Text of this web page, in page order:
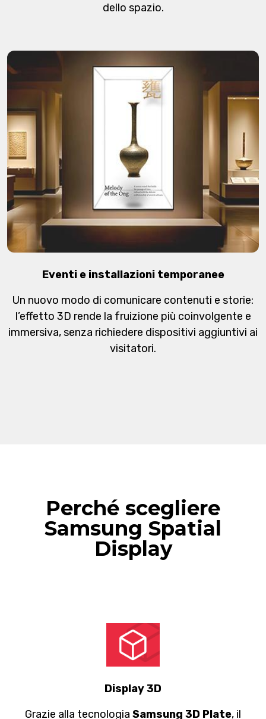
dello spazio.
Eventi e installazioni temporanee
Un nuovo modo di comunicare contenuti e storie:
l’effetto 3D rende la fruizione più coinvolgente e
immersiva, senza richiedere dispositivi aggiuntivi ai
visitatori.
Perché scegliere
Samsung Spatial
Display
Display 3D
Grazie alla tecnologia Samsung 3D Plate, il